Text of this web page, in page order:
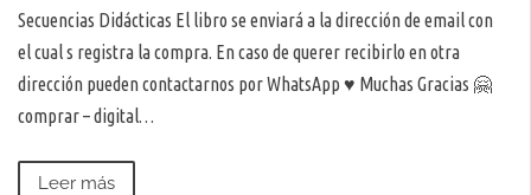
Secuencias Didácticas El libro se enviará a la dirección de email con
el cual s registra la compra. En caso de querer recibirlo en otra
dirección pueden contactarnos por WhatsApp ♥️ Muchas Gracias 🤗
comprar – digital…
Leer más